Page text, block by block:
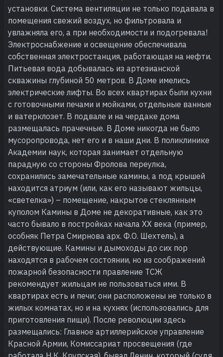
установки. Система вентиляции не только подавала в
помещения свежий воздух, но фильтровала и
увлажняла его, а при необходимости и подогревала!
Электроснабжение и освещение обеспечивала
собственная электростанция, работающая на нефти.
Питьевая вода добывалась из артезианской
скважины глубиной 50 метров. В Доме имелись
электрические лифты. Во всех квартирах были кухни
с готовочными печами и мойками, отдельные ванные
и ватерклозет. В подвале и на чердаке дома
размещалась прачечные. В Доме никогда не было
мусоропровода, нет его и в наши дни. В поликлинике
Академии наук, которая занимает отдельную
парадную со стороны Фролова переулка,
сохранились замечательные камины, а под крышей
находится атриум (или, как его называют жильцы,
«светелка») – помещение, накрытое стеклянным
куполом Камины в Доме не декоративные, как это
часто бывало в постройках начала XX века (пример,
особняк Петра Смирнова арх. Ф.О. Шехтель), а
действующие. Камины и дымоходы до сих пор
находятся в рабочем состоянии, но из соображений
пожарной безопасности правление ТСЖ
рекомендует жильцам не пользоваться ими. В
квартирах есть и печи; они расположены не только в
жилых комнатах, но и на кухнях (использовались для
приготовления пищи). После революции здесь
размещались: Главное артиллерийское управление
Красной Армии, Комиссариат просвещения (где